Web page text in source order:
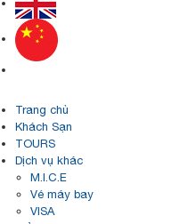
Trang chủ
Khách Sạn
TOURS
Dịch vụ khác
M.I.C.E
Vé máy bay
VISA